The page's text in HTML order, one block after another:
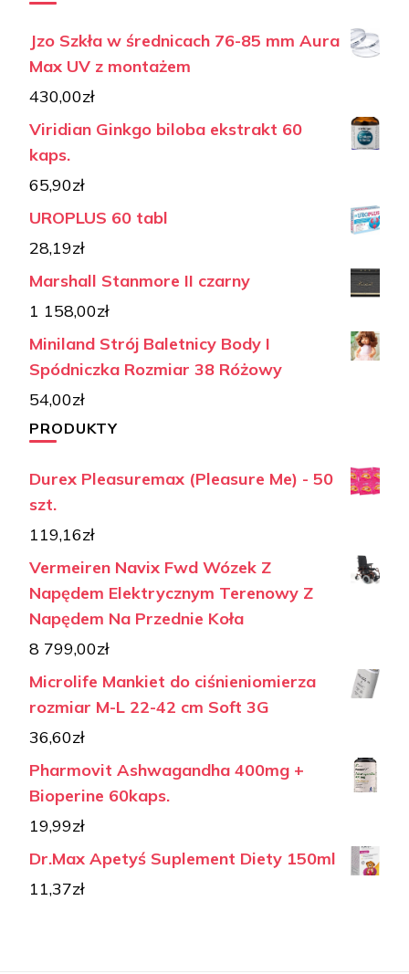
Jzo Szkła w średnicach 76-85 mm Aura
Max UV z montażem
430,00zł
Viridian Ginkgo biloba ekstrakt 60
kaps.
65,90zł
UROPLUS 60 tabl
28,19zł
Marshall Stanmore II czarny
1 158,00zł
Miniland Strój Baletnicy Body I
Spódniczka Rozmiar 38 Różowy
54,00zł
PRODUKTY
Durex Pleasuremax (Pleasure Me) - 50
szt.
119,16zł
Vermeiren Navix Fwd Wózek Z
Napędem Elektrycznym Terenowy Z
Napędem Na Przednie Koła
8 799,00zł
Microlife Mankiet do ciśnieniomierza
rozmiar M-L 22-42 cm Soft 3G
36,60zł
Pharmovit Ashwagandha 400mg +
Bioperine 60kaps.
19,99zł
Dr.Max Apetyś Suplement Diety 150ml
11,37zł